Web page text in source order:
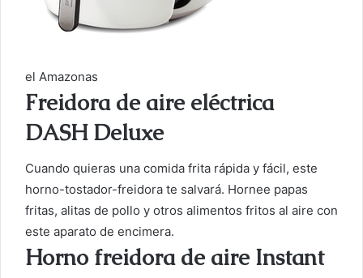
el Amazonas
Freidora de aire eléctrica
DASH Deluxe
Cuando quieras una comida frita rápida y fácil, este
horno-tostador-freidora te salvará. Hornee papas
fritas, alitas de pollo y otros alimentos fritos al aire con
este aparato de encimera.
Horno freidora de aire Instant